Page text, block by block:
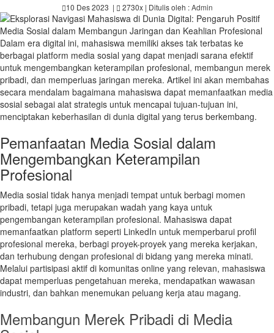
10 Des 2023 | 2730x| Ditulis oleh :Admin
Dalam era digital ini, mahasiswa memiliki akses tak terbatas ke
berbagai platform media sosial yang dapat menjadi sarana efektif
untuk mengembangkan keterampilan profesional, membangun merek
pribadi, dan memperluas jaringan mereka. Artikel ini akan membahas
secara mendalam bagaimana mahasiswa dapat memanfaatkan media
sosial sebagai alat strategis untuk mencapai tujuan-tujuan ini,
menciptakan keberhasilan di dunia digital yang terus berkembang.
Pemanfaatan Media Sosial dalam
Mengembangkan Keterampilan
Profesional
Media sosial tidak hanya menjadi tempat untuk berbagi momen
pribadi, tetapi juga merupakan wadah yang kaya untuk
pengembangan keterampilan profesional. Mahasiswa dapat
memanfaatkan platform seperti LinkedIn untuk memperbarui profil
profesional mereka, berbagi proyek-proyek yang mereka kerjakan,
dan terhubung dengan profesional di bidang yang mereka minati.
Melalui partisipasi aktif di komunitas online yang relevan, mahasiswa
dapat memperluas pengetahuan mereka, mendapatkan wawasan
industri, dan bahkan menemukan peluang kerja atau magang.
Membangun Merek Pribadi di Media